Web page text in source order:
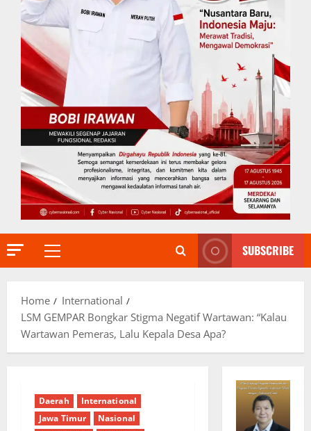
Primary
SUBSCRIBE
Home
International
LSM GEMPAR Bongkar Stigma Negatif Wartawan: “Kalau
Wartawan Pemeras, Lalu Kepala Desa Apa?
Daerah
International
Jawa Timur
Nasional